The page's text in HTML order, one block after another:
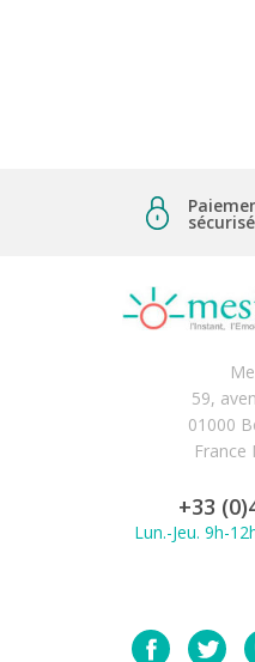
sécurisé
59,
01000
France
+33
Lun.-Jeu. 9h-